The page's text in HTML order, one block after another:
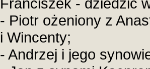
- Piotr ożeniony z
i Wincenty;
- Andrzej i jego